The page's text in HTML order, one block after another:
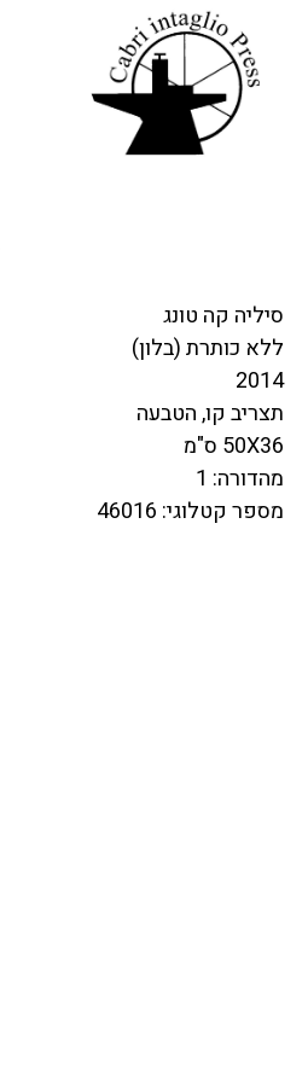
סיליה קה טונג
ללא כותרת (בלון)
2014
תצריב קו, הטבעה
50X36 ס"מ
מהדורה: 1
מספר קטלוגי: 46016